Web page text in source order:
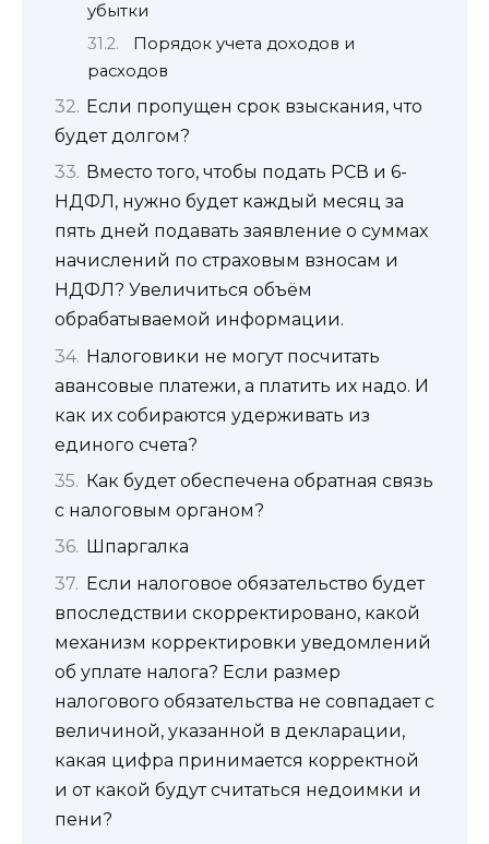
убытки
Порядок учета доходов и
расходов
Если пропущен срок взыскания, что
будет долгом?
Вместо того, чтобы подать РСВ и 6-
НДФЛ, нужно будет каждый месяц за
пять дней подавать заявление о суммах
начислений по страховым взносам и
НДФЛ? Увеличиться объём
обрабатываемой информации.
Налоговики не могут посчитать
авансовые платежи, а платить их надо. И
как их собираются удерживать из
единого счета?
Как будет обеспечена обратная связь
с налоговым органом?
Шпаргалка
Если налоговое обязательство будет
впоследствии скорректировано, какой
механизм корректировки уведомлений
об уплате налога? Если размер
налогового обязательства не совпадает с
величиной, указанной в декларации,
какая цифра принимается корректной
и от какой будут считаться недоимки и
пени?